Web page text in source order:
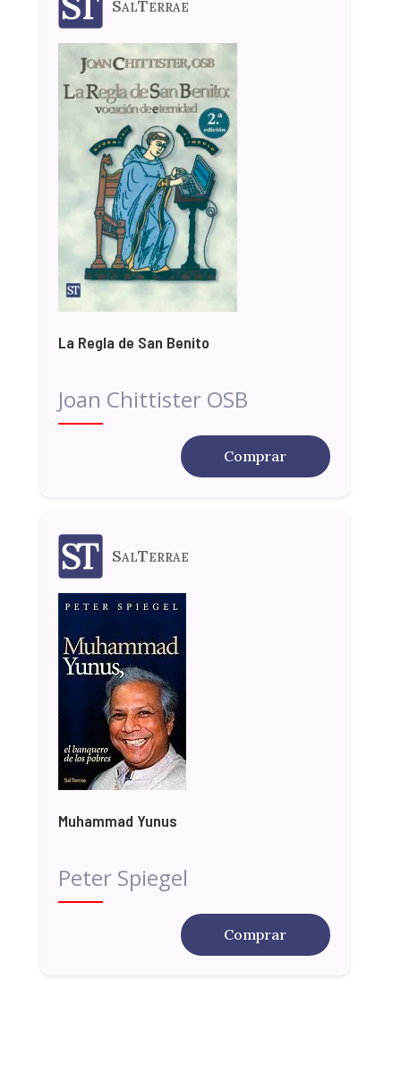
SalTerrae
La Regla de San Benito
Joan Chittister OSB
Comprar
SalTerrae
Muhammad Yunus
Peter Spiegel
Comprar